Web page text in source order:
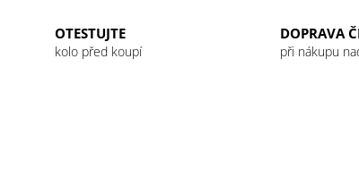
OTESTUJTE
kolo před koupí
DOPRAVA
při nákupu